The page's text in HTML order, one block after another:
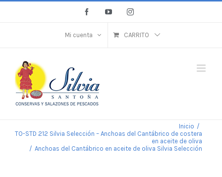
FacebookYouTubeInstagram
Mi cuenta CARRITO
Inicio /
TO-STD 212 Silvia Selección – Anchoas del Cantábrico de costera
en aceite de oliva
/ Anchoas del Cantábrico en aceite de oliva Silvia Selección